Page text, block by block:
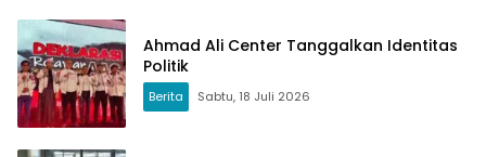
Ahmad Ali Center Tanggalkan Identitas
Politik
Berita Sabtu, 18 Juli 2026